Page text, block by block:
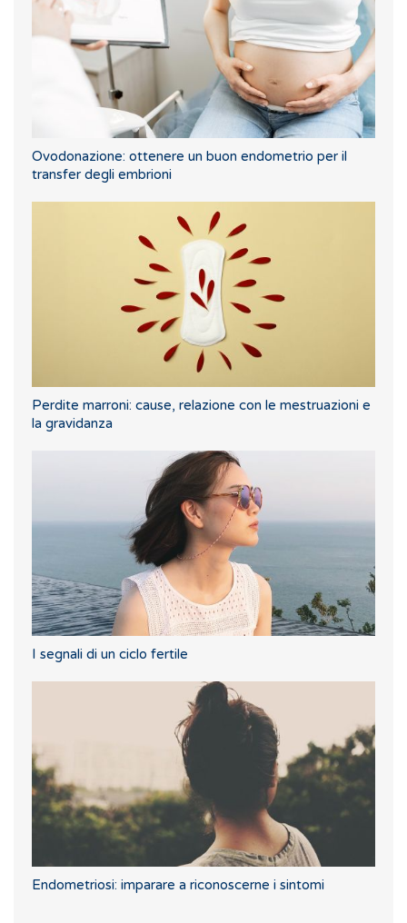
Ovodonazione: ottenere un buon endometrio per il
transfer degli embrioni
Perdite marroni: cause, relazione con le mestruazioni e
la gravidanza
I segnali di un ciclo fertile
Endometriosi: imparare a riconoscerne i sintomi